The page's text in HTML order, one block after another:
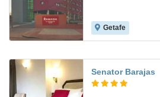
Getafe
Senator Barajas